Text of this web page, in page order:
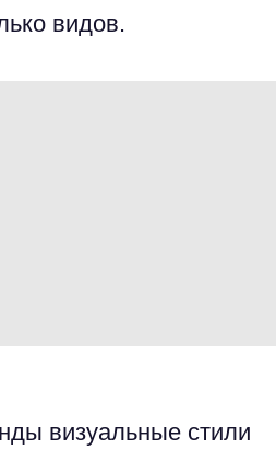
видов.
визуальные стили